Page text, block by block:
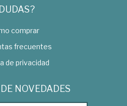
comprar
frecuentes
de privacidad
NOVEDADES